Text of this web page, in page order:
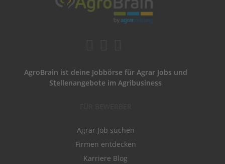
AgroBrain ist deine Jobbörse für Agrar Jobs und
Stellenangebote im Agribusiness
Agrar Job suchen
Firmen entdecken
Karriere Blog